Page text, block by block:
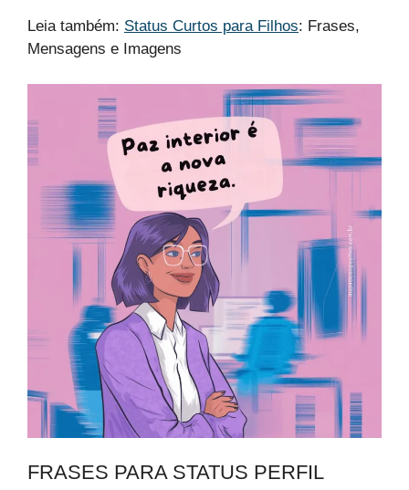
Leia também: Status Curtos para Filhos: Frases,
Mensagens e Imagens
FRASES PARA STATUS PERFIL